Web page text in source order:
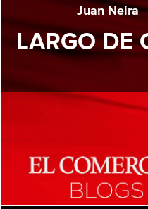
Juan Neira
LARGO DE